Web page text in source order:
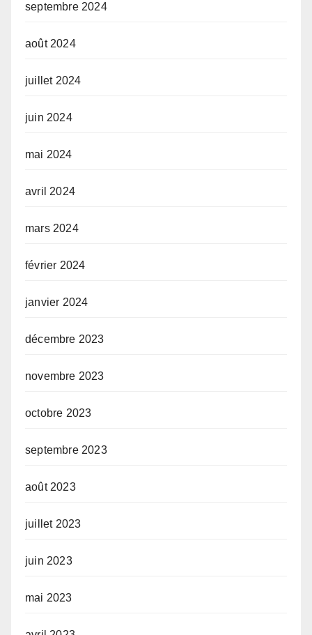
septembre 2024
août 2024
juillet 2024
juin 2024
mai 2024
avril 2024
mars 2024
février 2024
janvier 2024
décembre 2023
novembre 2023
octobre 2023
septembre 2023
août 2023
juillet 2023
juin 2023
mai 2023